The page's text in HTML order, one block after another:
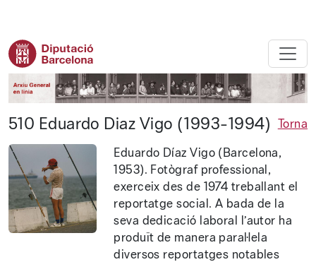
Diputació de Barcelona - Arxiu
510 Eduardo Diaz Vigo (1993-1994) Torna
Eduardo Díaz Vigo (Barcelona,
1953). Fotògraf professional,
exerceix des de 1974 treballant el
reportatge social. A bada de la
seva dedicació laboral l’autor ha
produït de manera paral·lela
diversos reportatges notables